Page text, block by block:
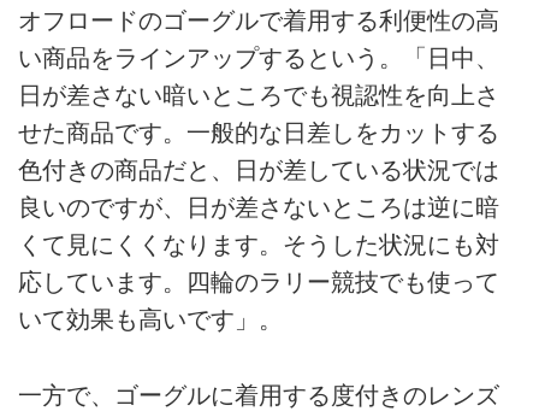
オフロードのゴーグルで着用する利便性の高
い商品をラインアップするという。「日中、
日が差さない暗いところでも視認性を向上さ
せた商品です。一般的な日差しをカットする
色付きの商品だと、日が差している状況では
良いのですが、日が差さないところは逆に暗
くて見にくくなります。そうした状況にも対
応しています。四輪のラリー競技でも使って
いて効果も高いです」。
一方で、ゴーグルに着用する度付きのレンズ